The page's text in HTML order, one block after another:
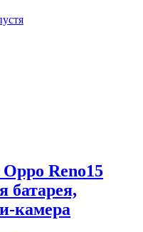
Reno15
батарея,
камера